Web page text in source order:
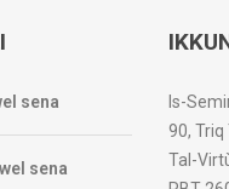
sena
sena
Is-
90, Triq
Tal-